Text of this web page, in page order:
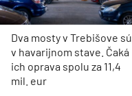
Dva mosty v Trebišove sú
v havarijnom stave. Čaká
ich oprava spolu za 11,4
mil. eur